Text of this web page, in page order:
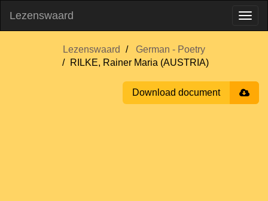
Lezenswaard
Lezenswaard
German - Poetry
RILKE, Rainer Maria (AUSTRIA)
Download document